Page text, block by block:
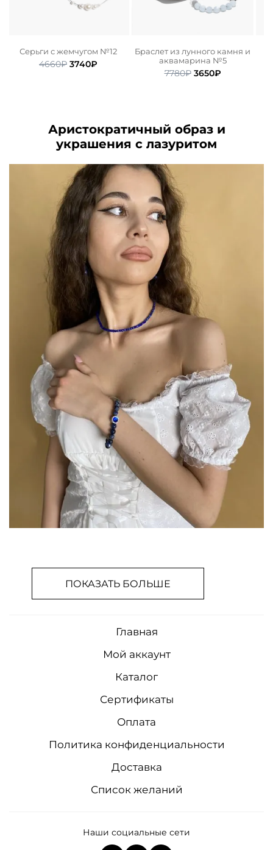
Серьги с жемчугом №12
4660₽ Первоначальная
3740₽
Браслет из лунного камня и
аквамарина №5
7780₽ Первоначальная
3650₽Текущая
Аристократичный образ и
украшения с лазуритом
ПОКАЗАТЬ БОЛЬШЕ
Главная
Мой аккаунт
Каталог
Сертификаты
Оплата
Политика конфиденциальности
Доставка
Список желаний
Наши социальные сети